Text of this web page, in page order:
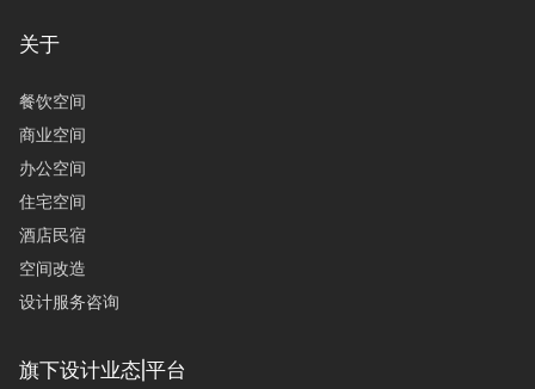
关于
餐饮空间
商业空间
办公空间
住宅空间
酒店民宿
空间改造
设计服务咨询
旗下设计业态|平台